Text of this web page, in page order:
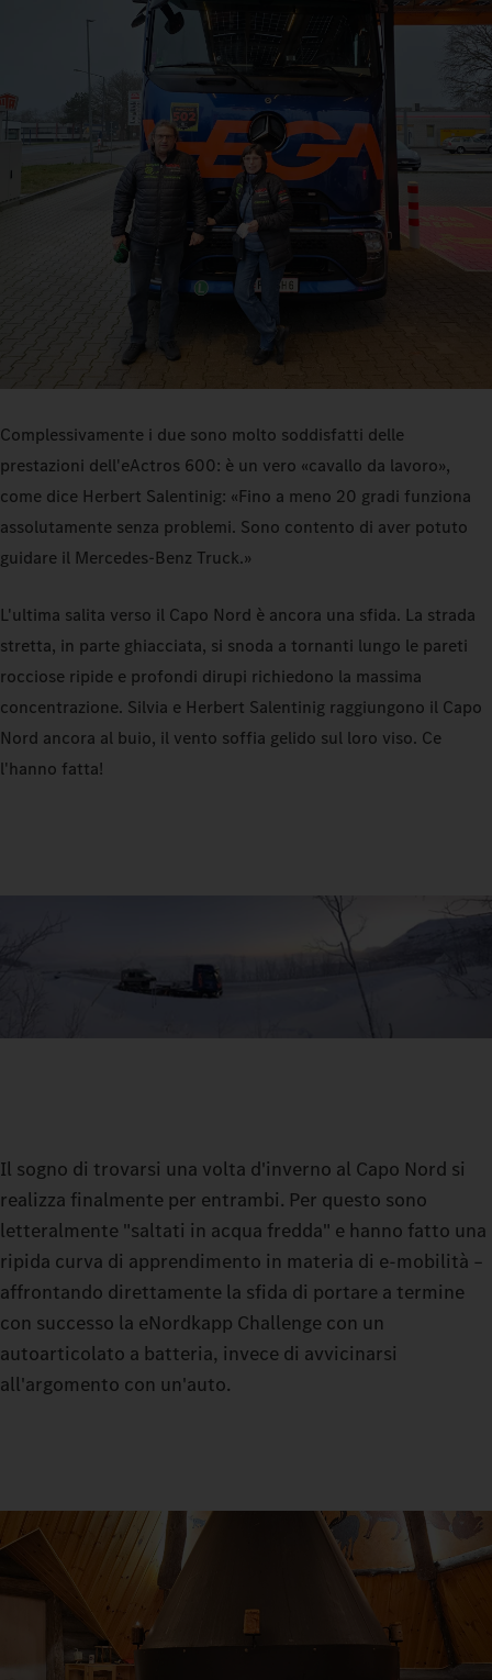
Complessivamente i due sono molto soddisfatti delle
prestazioni dell'eActros 600: è un vero «cavallo da lavoro»,
come dice Herbert Salentinig: «Fino a meno 20 gradi funziona
assolutamente senza problemi. Sono contento di aver potuto
guidare il Mercedes‑Benz Truck.»
L'ultima salita verso il Capo Nord è ancora una sfida. La strada
stretta, in parte ghiacciata, si snoda a tornanti lungo le pareti
rocciose ripide e profondi dirupi richiedono la massima
concentrazione. Silvia e Herbert Salentinig raggiungono il Capo
Nord ancora al buio, il vento soffia gelido sul loro viso. Ce
l'hanno fatta!
Il sogno di trovarsi una volta d'inverno al Capo Nord si
realizza finalmente per entrambi. Per questo sono
letteralmente "saltati in acqua fredda" e hanno fatto una
ripida curva di apprendimento in materia di e-mobilità –
affrontando direttamente la sfida di portare a termine
con successo la eNordkapp Challenge con un
autoarticolato a batteria, invece di avvicinarsi
all'argomento con un'auto.